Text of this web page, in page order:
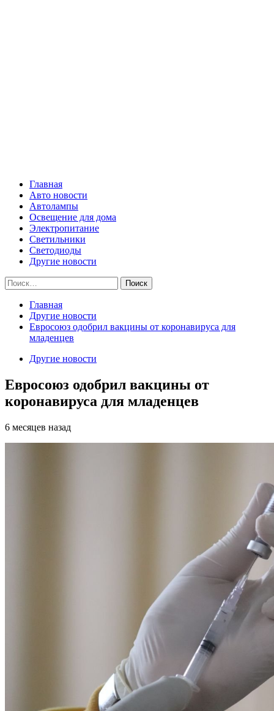
Главная
Авто новости
Автолампы
Освещение для дома
Электропитание
Светильники
Светодиоды
Другие новости
Найти:
Главная
Другие новости
Евросоюз одобрил вакцины от коронавируса для
младенцев
Другие новости
Евросоюз одобрил вакцины от
коронавируса для младенцев
6 месяцев назад